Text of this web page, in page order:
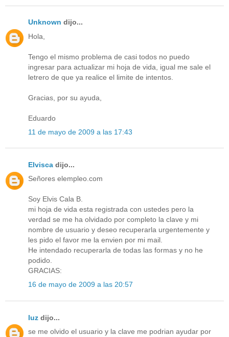
Unknown dijo...
Hola,
Tengo el mismo problema de casi todos no puedo
ingresar para actualizar mi hoja de vida, igual me sale el
letrero de que ya realice el limite de intentos.
Gracias, por su ayuda,
Eduardo
11 de mayo de 2009 a las 17:43
Elvisca dijo...
Señores elempleo.com
Soy Elvis Cala B.
mi hoja de vida esta registrada con ustedes pero la
verdad se me ha olvidado por completo la clave y mi
nombre de usuario y deseo recuperarla urgentemente y
les pido el favor me la envien por mi mail.
He intendado recuperarla de todas las formas y no he
podido.
GRACIAS:
16 de mayo de 2009 a las 20:57
luz dijo...
se me olvido el usuario y la clave me podrian ayudar por